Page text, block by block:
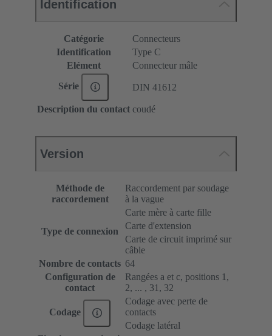
Identification
Catégorie
Connecteurs
Identification
Type C
Elément
Connecteur mâle
Série DIN 41612
Description du contact coudé
Version
Méthode de
raccordement
Raccordement par soudage
à la vague
Type de connexion
Carte mère à carte fille
Carte d'extension
Carte de circuit imprimé sur
câble
Nombre de contacts 64
Configuration de
contact
Rangées a et c, positions 1,
2, ... , 31, 32
Codage
Codage avec perte de
contacts
Codage latéral